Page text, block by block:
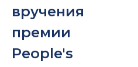
вручения
премии
People's